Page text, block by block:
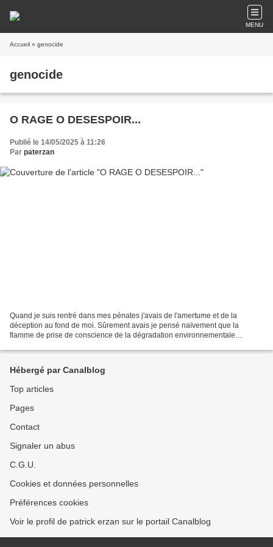
MENU
Accueil » genocide
genocide
O RAGE O DESESPOIR...
Publié le 14/05/2025 à 11:26
Par paterzan
Quand je suis rentré dans mes pénates j'avais de l'amertume et de la
déception au fond de moi. Sûrement avais je pensé naïvement que la
flamme de prise de conscience de la dégradation environnementale
Hébergé par Canalblog
Top articles
Pages
Contact
Signaler un abus
C.G.U.
Cookies et données personnelles
Préférences cookies
Voir le profil de patrick erzan sur le portail Canalblog